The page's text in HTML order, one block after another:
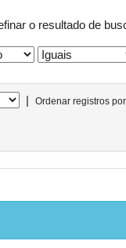
o resultado de
| Ordenar registros por